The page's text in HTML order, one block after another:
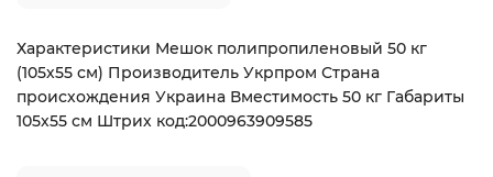
Характеристики Мешок полипропиленовый 50 кг
(105х55 см) Производитель Укрпром Страна
происхождения Украина Вместимость 50 кг Габариты
105х55 см Штрих код:2000963909585